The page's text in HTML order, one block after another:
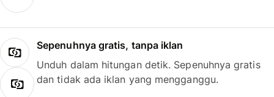
Sepenuhnya gratis, tanpa iklan
Unduh dalam hitungan detik. Sepenuhnya gratis
dan tidak ada iklan yang mengganggu.